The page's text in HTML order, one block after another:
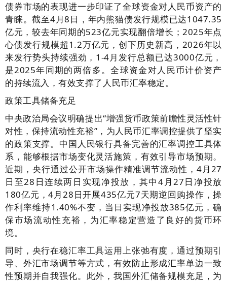
债券市场的表现进一步印证了全球资金对人民币资产的
青睐。截至4月8日，年内熊猫债发行规模已达1047.35
亿元，较去年同期的523亿元实现翻倍增长；2025年点
心债发行规模超1.2万亿元，创下历史新高，2026年以
来发行势头持续强劲，1-4月发行总额已达3000亿元，
是2025年同期的两倍多。全球资金对人民币计价资产
的持续流入，有效支撑了人民币汇率稳定。
政策工具储备充足
中央政治局会议明确提出“增强货币政策前瞻性灵活性针
对性，保持流动性充裕”，为人民币汇率调控提供了坚实
的政策支撑。中国人民银行具备完善的汇率调控工具体
系，能够根据市场变化灵活施策，有效引导市场预期。
近期，央行通过公开市场操作精准调节流动性，4月27
日至28日连续两日实现净投放，其中4月27日净投放
180亿元，4月28日开展435亿元7天期逆回购操作，操
作利率维持1.40%不变，当日实现净投放385亿元，确
保市场流动性充裕，为汇率稳定营造了良好的货币环
境。
同时，央行在稳汇率工具运用上张弛有度，通过预期引
导、外汇市场调节等方式，有效防止形成汇率单边一致
性预期并自我强化。此外，我国外汇储备规模充足，为